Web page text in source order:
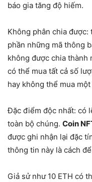
báo gia tăng độ hiếm.
Không phân chia được:
phần những mã thông
không được chia thành
có thể mua tất cả số
hay không thể mua
Đặc điểm độc nhất: có
toàn bộ chúng. Coin
được ghi nhận lại đặc
thông tin này là cách
Giả sử như 10 ETH có